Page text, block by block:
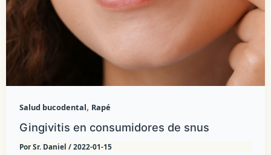
Salud bucodental, Rapé
Gingivitis en consumidores de snus
PorSr. Daniel /2022-01-15